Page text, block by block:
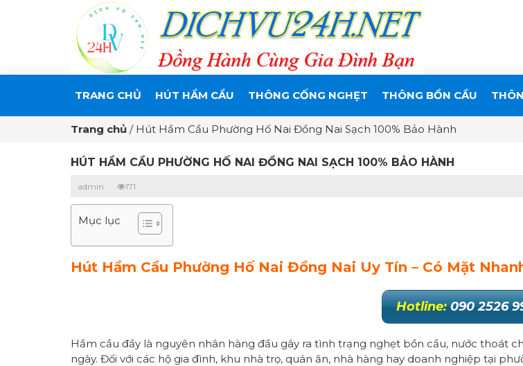
TRANG CHỦ HÚT HẦM CẦU THÔNG CỐNG NGHẸT THÔNG BỒN CẦU
Trang chủ / Hút Hầm Cầu Phường Hố Nai Đồng Nai Sạch 100% Bảo Hành
HÚT HẦM CẦU PHƯỜNG HỐ NAI ĐỒNG NAI SẠCH 100% BẢO HÀNH
admin 171
Mục lục
Hút Hầm Cầu Phường Hố Nai Đồng Nai Uy Tín – Có Mặt
Hotline: 090 2526
Hầm cầu đầy là nguyên nhân hàng đầu gây ra tình trạng nghẹt bồn cầu, nước thoát
ngày. Đối với các hộ gia đình, khu nhà trọ, quán ăn, nhà hàng hay doanh nghiệp tại